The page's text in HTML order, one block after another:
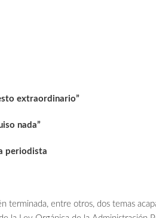
extraordinario”
nada”
periodista
terminada, entre otros, dos temas